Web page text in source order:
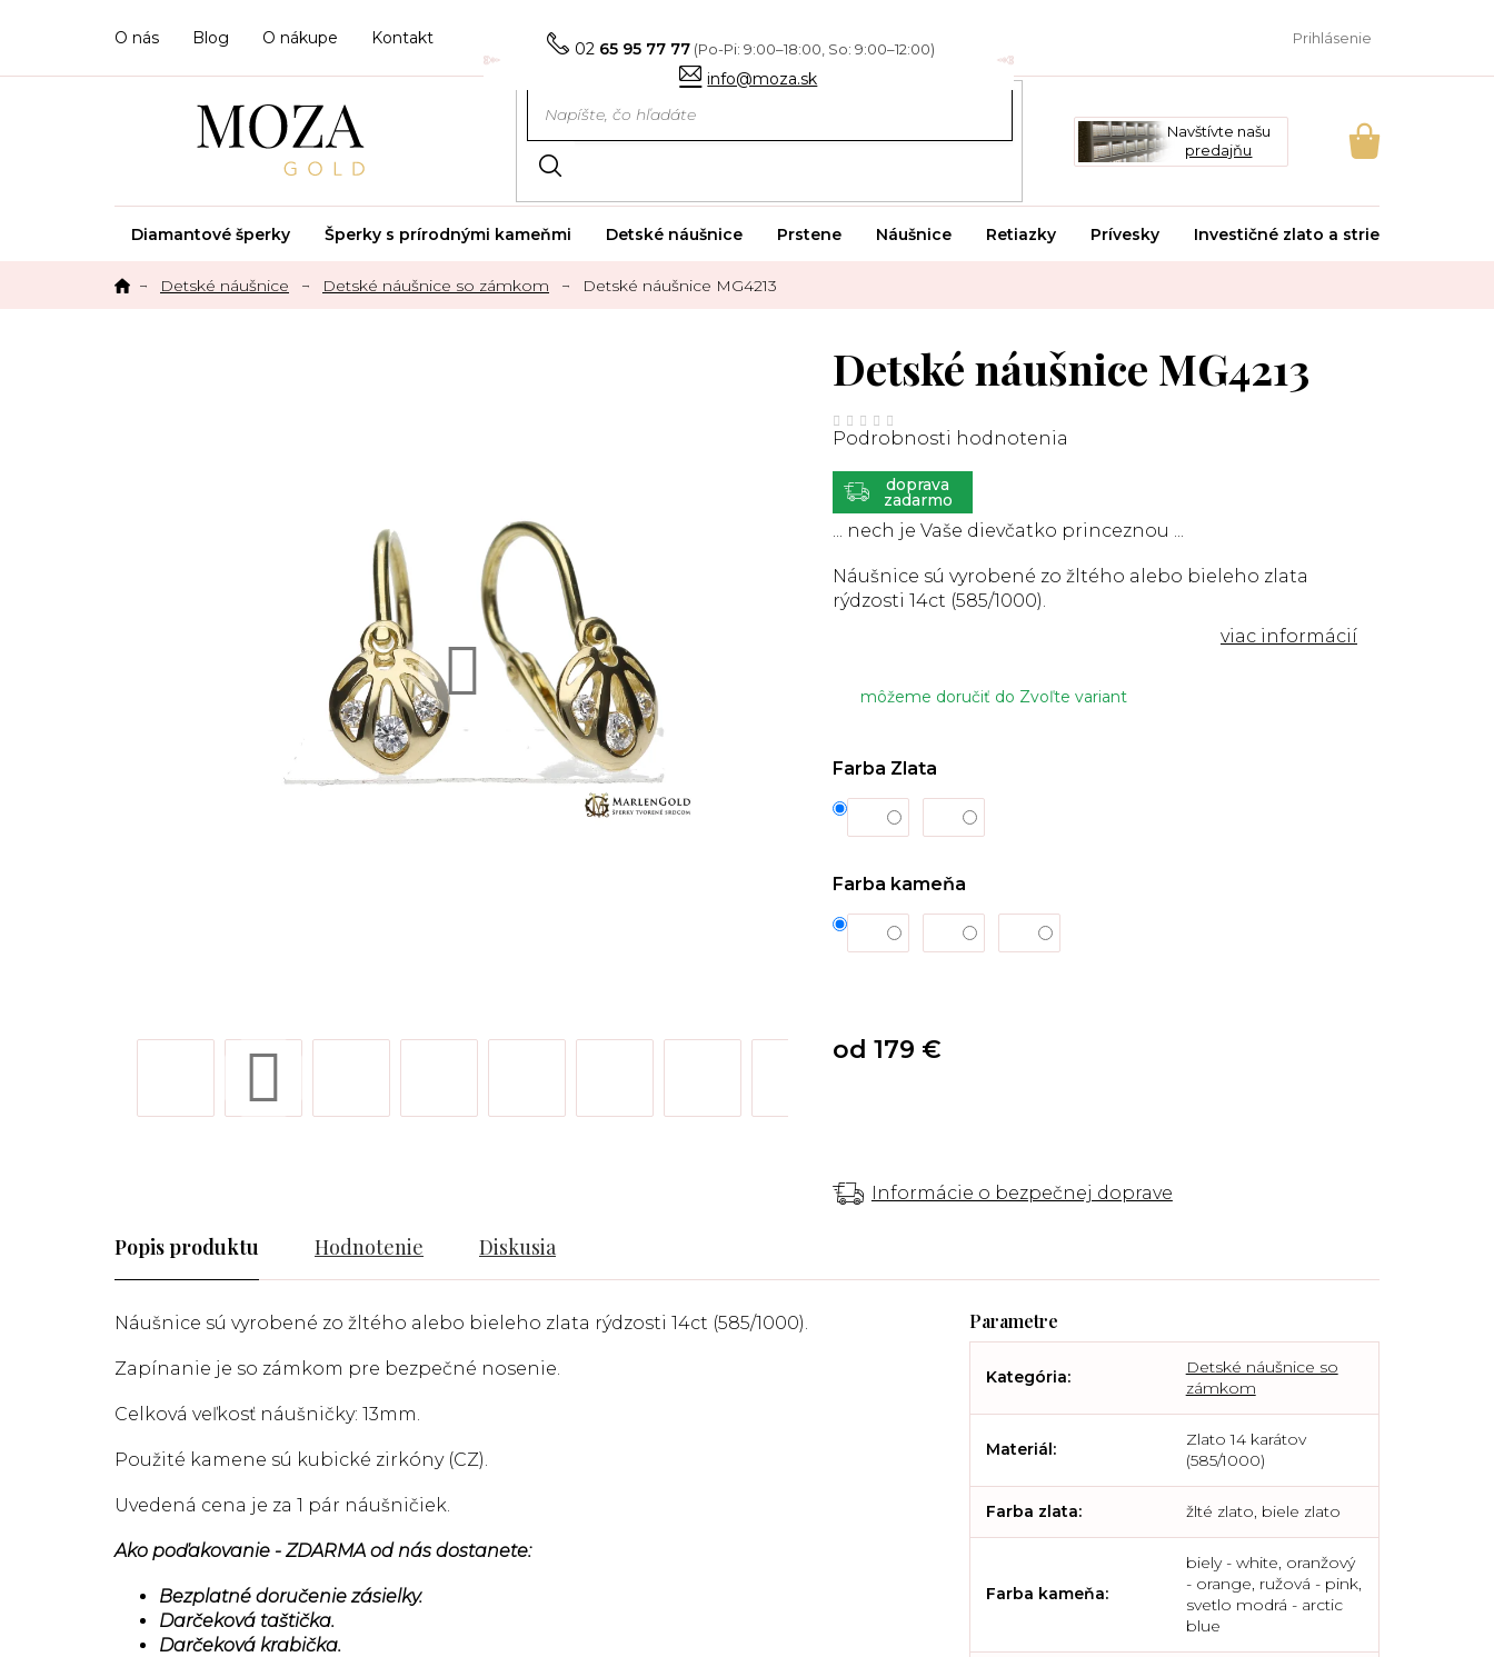
02 65 95 77 77
info@moza.sk
O nás Blog O nákupe Kontakt Prihlásenie
Navštívte našu
predajňu
NÁKUPNÝ
Diamantové šperky Šperky s prírodnými kameňmi Detské náušnice Prstene Náušnice Retiazky Prívesky Investičné zlato a striebro
Detské náušnice Detské náušnice so zámkom Detské náušnice MG4213
môžeme doručiť do Zvoľte variant
Farba Zlata
Farba kameňa
... nech je Vaše dievčatko princeznou ...
Náušnice sú vyrobené zo žltého alebo bieleho zlata
rýdzosti 14ct (585/1000).
Informácie o bezpečnej doprave
Detské náušnice MG4213
Priemerné
hodnotenie
produktu
0,0
hviezdičiek.
Podrobnosti hodnotenia
ZADARMO
od 179 €
Popis Hodnotenie Diskusia
Náušnice sú vyrobené zo žltého alebo bieleho zlata rýdzosti 14ct (585/1000).
Zapínanie je so zámkom pre bezpečné nosenie.
Celková veľkosť náušničky: 13mm.
Použité kamene sú kubické zirkóny (CZ).
Uvedená cena je za 1 pár náušničiek.
Ako poďakovanie - ZDARMA od nás dostanete:
Bezplatné doručenie zásielky.
Darčeková taštička.
Darčeková krabička.
Kategória:
Detské náušnice so
zámkom
Materiál:
Zlato 14 karátov
(585/1000)
Farba zlata: žlté zlato, biele zlato
Farba kameňa:
biely - white, oranžový
- orange, ružová - pink,
svetlo modrá - arctic
blue